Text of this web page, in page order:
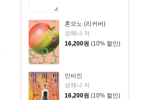
혼모노 (리커버)
성해나 저
16,200원 (10% 할인)
인비인
성해나 저
16,200원 (10% 할인)